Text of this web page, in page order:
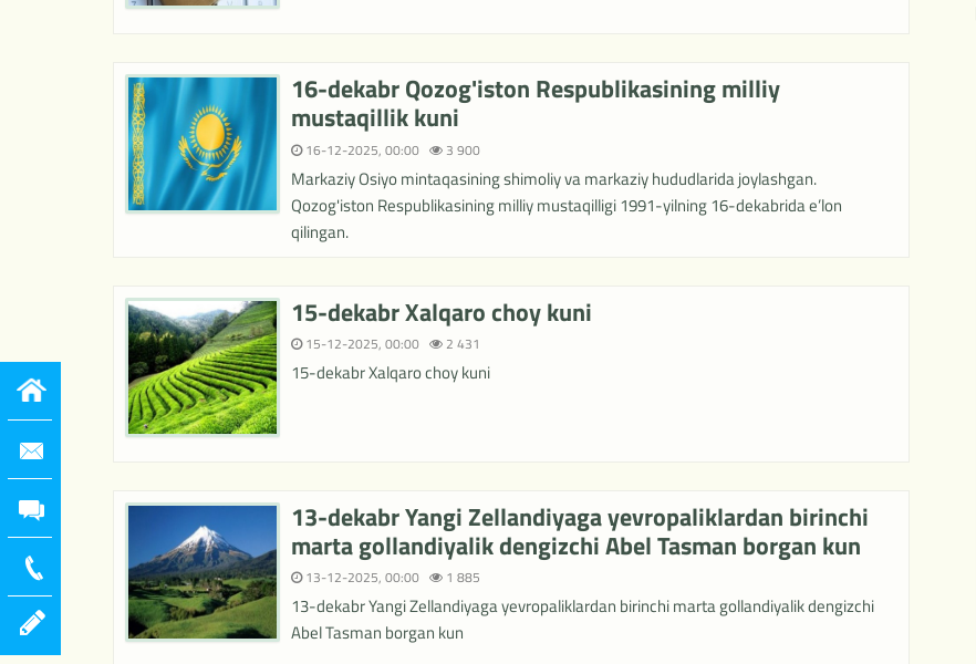
16-dekabr Qozog'iston Respublikasining milliy
mustaqillik kuni
16-12-2025, 00:00 3 900
Markaziy Osiyo mintaqasining shimoliy va markaziy hududlarida joylashgan.
Qozog'iston Respublikasining milliy mustaqilligi 1991-yilning 16-dekabrida e’lon
qilingan.
15-dekabr Xalqaro choy kuni
15-12-2025, 00:00 2 431
15-dekabr Xalqaro choy kuni
13-dekabr Yangi Zellandiyaga yevropaliklardan birinchi
marta gollandiyalik dengizchi Abel Tasman borgan kun
13-12-2025, 00:00 1 885
13-dekabr Yangi Zellandiyaga yevropaliklardan birinchi marta gollandiyalik dengizchi
Abel Tasman borgan kun